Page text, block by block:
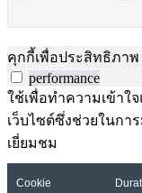
คุกกี้เพื่อประสิทธิภาพ
performance
ใช้เพื่อทำความเข้าใ
เว็บไซต์ซึ่งช่วยในก
เยี่ยมชม
Cookie